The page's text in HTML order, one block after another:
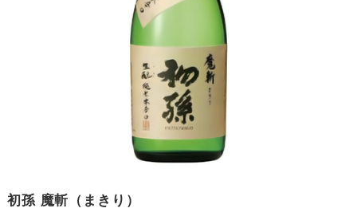
初孫 魔斬（まきり）